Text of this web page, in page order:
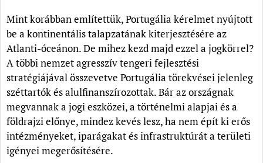
Mint korábban említettük, Portugália kérelmet nyújtott
be a kontinentális talapzatának kiterjesztésére az
Atlanti-óceánon. De mihez kezd majd ezzel a jogkörrel?
A többi nemzet agresszív tengeri fejlesztési
stratégiájával összevetve Portugália törekvései jelenleg
széttartók és alulfinanszírozottak. Bár az országnak
megvannak a jogi eszközei, a történelmi alapjai és a
földrajzi előnye, mindez kevés lesz, ha nem épít ki erős
intézményeket, iparágakat és infrastruktúrát a területi
igényei megerősítésére.